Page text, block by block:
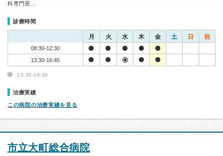
科専門医…
診療時間
月 火 水 木 金 土 日 祝
08:30-12:30
13:30-16:45
13:30-16:30
治療実績
この病院の治療実績を見る
市立大町総合病院